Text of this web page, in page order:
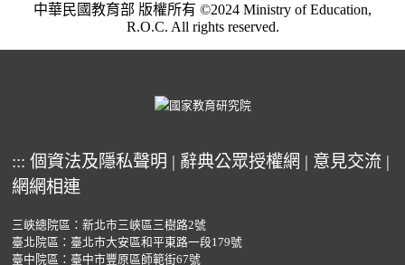
中華民國教育部 版權所有 ©2024 Ministry of Education,
R.O.C. All rights reserved.
::: 個資法及隱私聲明 | 辭典公眾授權網 | 意見交流 |
網網相連
三峽總院區：新北市三峽區三樹路2號
臺北院區：臺北市大安區和平東路一段179號
臺中院區：臺中市豐原區師範街67號